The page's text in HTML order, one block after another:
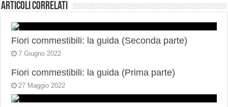
Articoli correlati
Fiori commestibili: la guida (Seconda parte)
7 Giugno 2022
Fiori commestibili: la guida (Prima parte)
27 Maggio 2022